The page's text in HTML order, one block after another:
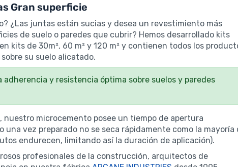
Gran superficie
¿Las juntas están sucias y desea un revestimiento más
de suelo o paredes que cubrir? Hemos desarrollado kits
kits de 30m², 60 m² y 120 m² y contienen todos los
su suelo alicatado.
y resistencia óptima sobre suelos y paredes
microcemento posee un tiempo de apertura
una vez preparado no se seca rápidamente como la mayoría
endurecen, limitando así la duración de aplicación).
profesionales de la construcción, arquitectos de